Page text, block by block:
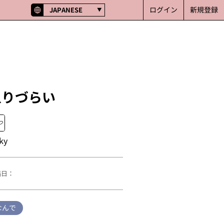
新規登録
ログイン
JAPANESE
づらい
：
んで